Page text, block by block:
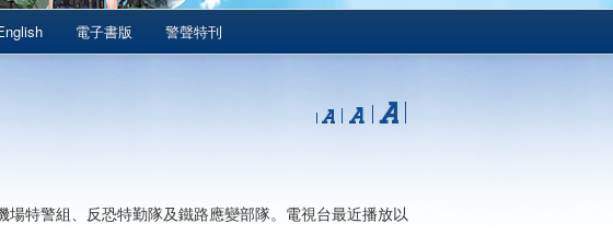
電子書版 警聲特刊
特警組、反恐特勤隊及鐵路應變部隊。電視台最近播放以